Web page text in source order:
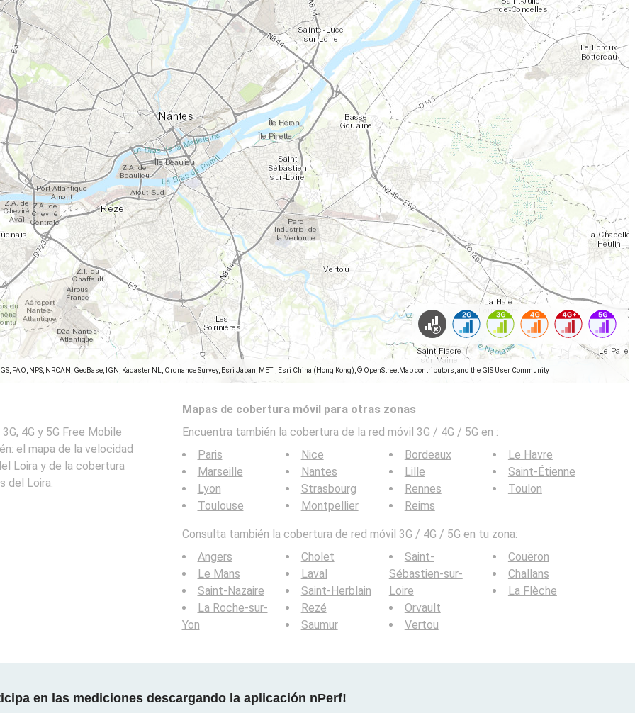
FAO, NPS, NRCAN, GeoBase, IGN, Kadaster NL, Ordnance Survey, Esri Japan, METI, Esri China (Hong Kong), © OpenStreetMap contributors, and the GIS User Community
4G y 5G Free Mobile
el mapa de la velocidad
Loira y de la cobertura
del Loira.
Mapas de cobertura móvil para otras zonas
Encuentra también la cobertura de la red móvil 3G / 4G / 5G en :
Paris
Marseille
Lyon
Toulouse
Nice
Nantes
Strasbourg
Montpellier
Bordeaux
Lille
Rennes
Reims
Le Havre
Saint-Étienne
Toulon
Consulta también la cobertura de red móvil 3G / 4G / 5G en tu zona:
Angers
Le Mans
Saint-Nazaire
La Roche-sur-
Yon
Cholet
Laval
Saint-Herblain
Rezé
Saumur
Saint-
Sébastien-sur-
Loire
Orvault
Vertou
Couëron
Challans
La Flèche
en las mediciones descargando la aplicación nPerf!